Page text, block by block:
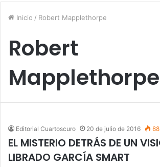
Inicio / Robert Mapplethorpe
Robert
Mapplethorpe
Editorial Cuartoscuro 20 de julio de 2016
EL MISTERIO DETRÁS DE UN
LIBRADO GARCÍA SMART